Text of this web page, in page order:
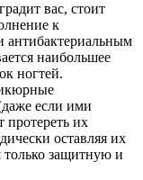
вас, стоит
к
антибактериальным
наибольшее
ногтей.
если ими
протереть их
оставляя их
защитную и